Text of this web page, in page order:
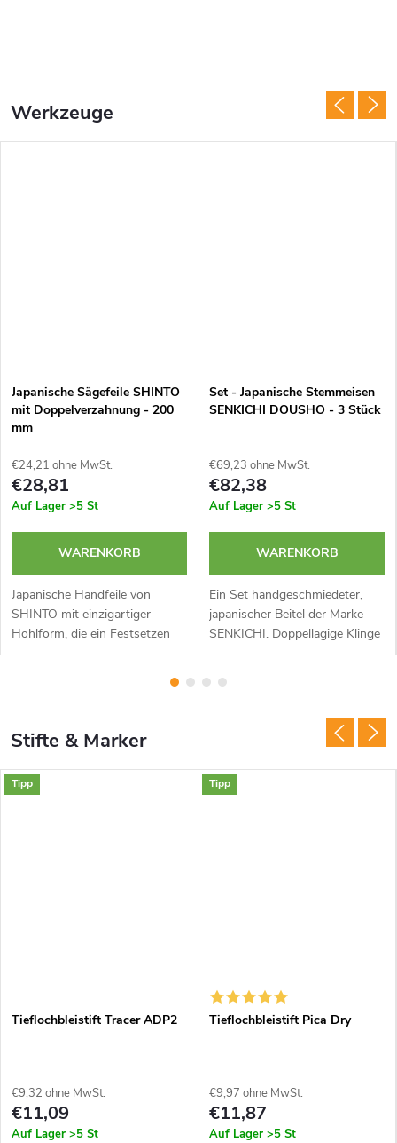
Werkzeuge
Japanische Sägefeile SHINTO
mit Doppelverzahnung - 200
mm
€24,21 ohne MwSt.
€28,81
Auf Lager >5 St
WARENKORB
Japanische Handfeile von
SHINTO mit einzigartiger
Hohlform, die ein Festsetzen
der Feile verhindert. Doppelte
Set - Japanische Stemmeisen
SENKICHI DOUSHO - 3 Stück
€69,23 ohne MwSt.
€82,38
Auf Lager >5 St
WARENKORB
Ein Set handgeschmiedeter,
japanischer Beitel der Marke
SENKICHI. Doppellagige Klinge
mit hoher Härte. Herstellung im
Die Klinge ist in einem leichten...
Stifte & Marker
Tipp
Tieflochbleistift Tracer ADP2
€9,32 ohne MwSt.
€11,09
Auf Lager >5 St
Tipp
Tieflochbleistift Pica Dry
€9,97 ohne MwSt.
€11,87
Auf Lager >5 St